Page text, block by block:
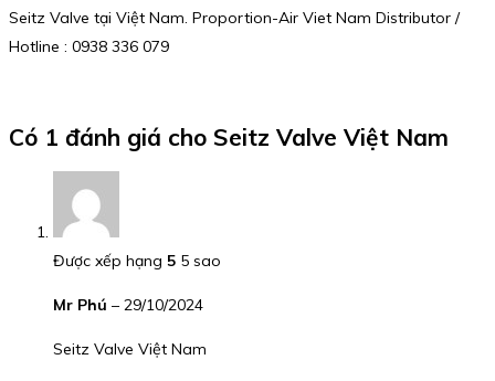
Seitz Valve tại Việt Nam. Proportion-Air Viet Nam Distributor /
Hotline : 0938 336 079
Có 1 đánh giá cho Seitz Valve Việt Nam
Được xếp hạng 5 5 sao
Mr Phú – 29/10/2024
Seitz Valve Việt Nam